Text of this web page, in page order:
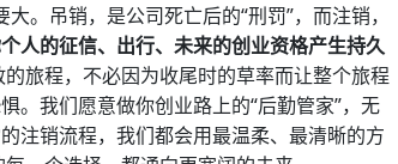
。吊销，是公司死亡后的“刑罚”，而注销，
人的征信、出行、未来的创业资格产生持久
旅程，不必因为收尾时的草率而让整个旅程
。我们愿意做你创业路上的“后勤管家”，无
注销流程，我们都会用最温柔、最清晰的方